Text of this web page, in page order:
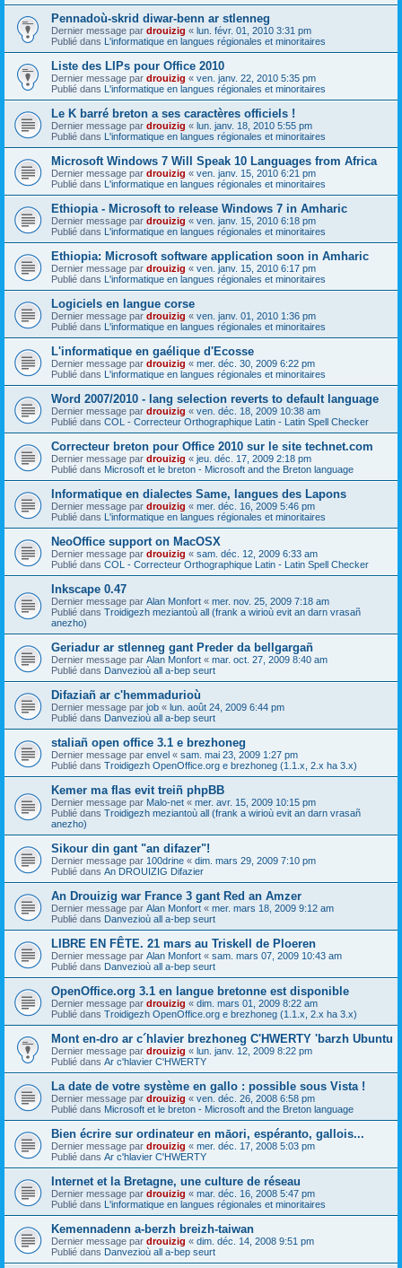
Pennadoù-skrid diwar-benn ar stlenneg
Dernier message par drouizig « lun. févr. 01, 2010 3:31 pm
Publié dans L'informatique en langues régionales et minoritaires
Liste des LIPs pour Office 2010
Dernier message par drouizig « ven. janv. 22, 2010 5:35 pm
Publié dans L'informatique en langues régionales et minoritaires
Le K barré breton a ses caractères officiels !
Dernier message par drouizig « lun. janv. 18, 2010 5:55 pm
Publié dans L'informatique en langues régionales et minoritaires
Microsoft Windows 7 Will Speak 10 Languages from Africa
Dernier message par drouizig « ven. janv. 15, 2010 6:21 pm
Publié dans L'informatique en langues régionales et minoritaires
Ethiopia - Microsoft to release Windows 7 in Amharic
Dernier message par drouizig « ven. janv. 15, 2010 6:18 pm
Publié dans L'informatique en langues régionales et minoritaires
Ethiopia: Microsoft software application soon in Amharic
Dernier message par drouizig « ven. janv. 15, 2010 6:17 pm
Publié dans L'informatique en langues régionales et minoritaires
Logiciels en langue corse
Dernier message par drouizig « ven. janv. 01, 2010 1:36 pm
Publié dans L'informatique en langues régionales et minoritaires
L'informatique en gaélique d'Ecosse
Dernier message par drouizig « mer. déc. 30, 2009 6:22 pm
Publié dans L'informatique en langues régionales et minoritaires
Word 2007/2010 - lang selection reverts to default language
Dernier message par drouizig « ven. déc. 18, 2009 10:38 am
Publié dans COL - Correcteur Orthographique Latin - Latin Spell Checker
Correcteur breton pour Office 2010 sur le site technet.com
Dernier message par drouizig « jeu. déc. 17, 2009 2:18 pm
Publié dans Microsoft et le breton - Microsoft and the Breton language
Informatique en dialectes Same, langues des Lapons
Dernier message par drouizig « mer. déc. 16, 2009 5:46 pm
Publié dans L'informatique en langues régionales et minoritaires
NeoOffice support on MacOSX
Dernier message par drouizig « sam. déc. 12, 2009 6:33 am
Publié dans COL - Correcteur Orthographique Latin - Latin Spell Checker
Inkscape 0.47
Dernier message par Alan Monfort « mer. nov. 25, 2009 7:18 am
Publié dans Troidigezh meziantoù all (frank a wirioù evit an darn vrasañ
anezho)
Geriadur ar stlenneg gant Preder da bellgargañ
Dernier message par Alan Monfort « mar. oct. 27, 2009 8:40 am
Publié dans Danvezioù all a-bep seurt
Difaziañ ar c'hemmadurioù
Dernier message par job « lun. août 24, 2009 6:44 pm
Publié dans Danvezioù all a-bep seurt
staliañ open office 3.1 e brezhoneg
Dernier message par envel « sam. mai 23, 2009 1:27 pm
Publié dans Troidigezh OpenOffice.org e brezhoneg (1.1.x, 2.x ha 3.x)
Kemer ma flas evit treiñ phpBB
Dernier message par Malo-net « mer. avr. 15, 2009 10:15 pm
Publié dans Troidigezh meziantoù all (frank a wirioù evit an darn vrasañ
anezho)
Sikour din gant "an difazer"!
Dernier message par 100drine « dim. mars 29, 2009 7:10 pm
Publié dans An DROUIZIG Difazier
An Drouizig war France 3 gant Red an Amzer
Dernier message par Alan Monfort « mer. mars 18, 2009 9:12 am
Publié dans Danvezioù all a-bep seurt
LIBRE EN FÊTE. 21 mars au Triskell de Ploeren
Dernier message par Alan Monfort « sam. mars 07, 2009 10:43 am
Publié dans Danvezioù all a-bep seurt
OpenOffice.org 3.1 en langue bretonne est disponible
Dernier message par drouizig « dim. mars 01, 2009 8:22 am
Publié dans Troidigezh OpenOffice.org e brezhoneg (1.1.x, 2.x ha 3.x)
Mont en-dro ar c´hlavier brezhoneg C'HWERTY 'barzh Ubuntu
Dernier message par drouizig « lun. janv. 12, 2009 8:22 pm
Publié dans Ar c'hlavier C'HWERTY
La date de votre système en gallo : possible sous Vista !
Dernier message par drouizig « ven. déc. 26, 2008 6:58 pm
Publié dans Microsoft et le breton - Microsoft and the Breton language
Bien écrire sur ordinateur en māori, espéranto, gallois...
Dernier message par drouizig « mer. déc. 17, 2008 5:03 pm
Publié dans Ar c'hlavier C'HWERTY
Internet et la Bretagne, une culture de réseau
Dernier message par drouizig « mar. déc. 16, 2008 5:47 pm
Publié dans L'informatique en langues régionales et minoritaires
Kemennadenn a-berzh breizh-taiwan
Dernier message par drouizig « dim. déc. 14, 2008 9:51 pm
Publié dans Danvezioù all a-bep seurt